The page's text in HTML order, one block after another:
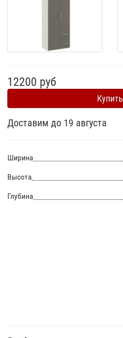
12200 руб
Купить
Доставим до 19 августа
Ширина
Высота
Глубина